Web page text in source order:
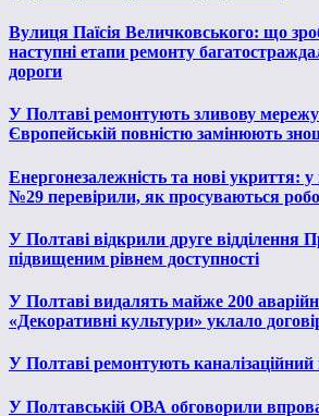
Вулиця Паїсія Величковського: що
наступні етапи ремонту
дороги
У Полтаві ремонтують зливову
Європейській повністю замінюють
Енергонезалежність та нові укриття: у
№29 перевірили, як просуваються
У Полтаві відкрили друге відділення
підвищеним рівнем доступності
У Полтаві видалять майже 200
«Декоративні культури» уклало
У Полтаві ремонтують
У Полтавській ОВА обговорили